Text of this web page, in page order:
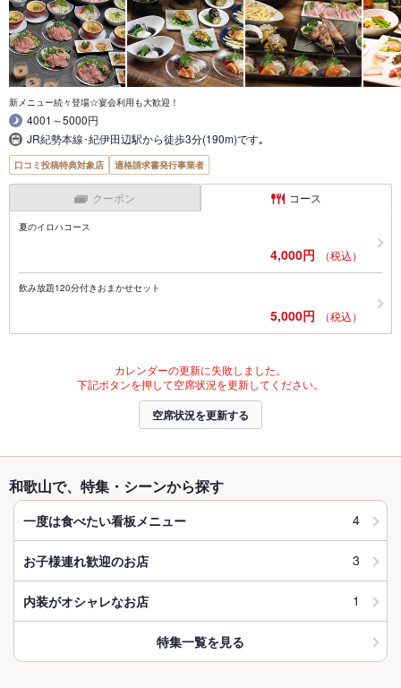
新メニュー続々登場☆宴会利用も大歓迎！
4001～5000円
JR紀勢本線･紀伊田辺駅から徒歩3分(190m)です｡
口コミ投稿特典対象店 適格請求書発行事業者
クーポン コース
夏のイロハコース
4,000円 （税込）
飲み放題120分付きおまかせセット
5,000円 （税込）
カレンダーの更新に失敗しました。
下記ボタンを押して空席状況を更新してください。
空席状況を更新する
和歌山で、特集・シーンから探す
一度は食べたい看板メニュー 4
お子様連れ歓迎のお店 3
内装がオシャレなお店 1
特集一覧を見る